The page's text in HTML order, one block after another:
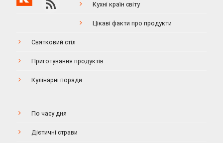
Кухні країн світу
Цікаві факти про продукти
Святковий стіл
Приготування продуктів
Кулінарні поради
По часу дня
Дієтичні страви